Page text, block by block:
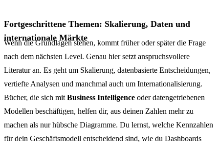
Fortgeschrittene Themen: Skalierung, Daten und
internationale Märkte
Wenn die Grundlagen stehen, kommt früher oder später die Frage
nach dem nächsten Level. Genau hier setzt anspruchsvollere
Literatur an. Es geht um Skalierung, datenbasierte Entscheidungen,
vertiefte Analysen und manchmal auch um Internationalisierung.
Bücher, die sich mitBusiness Intelligence oder datengetriebenen
Modellen beschäftigen, helfen dir, aus deinen Zahlen mehr zu
machen als nur hübsche Diagramme. Du lernst, welche Kennzahlen
für dein Geschäftsmodell entscheidend sind, wie du Dashboards